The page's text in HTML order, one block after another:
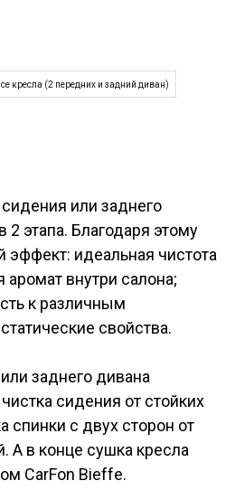
кресла (2 передних и задний диван)
или заднего
2 этапа. Благодаря этому
эффект: идеальная чистота
внутри салона;
к различным
свойства.
заднего дивана
сидения от стойких
спинки с двух сторон от
А в конце сушка кресла
CarFon Bieffe.